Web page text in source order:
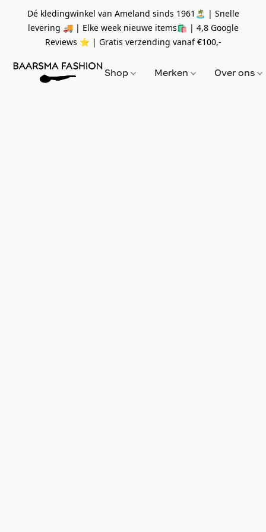
Dé kledingwinkel van Ameland sinds 1961🏝 | Snelle
levering 🚚 | Elke week nieuwe items🛍 | 4,8 Google
Reviews ⭐️ | Gratis verzending vanaf€100,-
Shop Merken Over ons